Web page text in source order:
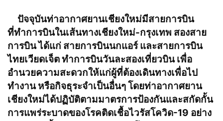
ปัจจุบันท่าอากาศยานเชียงใหม่มีสายการบิน
ที่ทำการบินในเส้นทางเชียงใหม่-กรุงเทพ สองสาย
การบิน ได้แก่ สายการบินนกแอร์ และสายการบิน
ไทยเวียดเจ็ต ทำการบินวันละสองเที่ยวบิน เพื่อ
อำนวยความสะดวกให้แก่ผู้ที่ต้องเดินทางเพื่อไป
ทำงาน หรือกิจธุระจำเป็นอื่นๆ โดยท่าอากาศยาน
เชียงใหม่ได้ปฏิบัติตามมาตรการป้องกันและสกัดกั้น
การแพร่ระบาดของโรคติดเชื้อไวรัสโควิด-19 อย่าง